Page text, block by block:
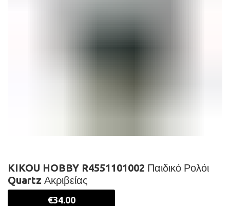
KIKOU HOBBY R4551101002 Παιδικό Ρολόι
Quartz Ακριβείας
€34.00